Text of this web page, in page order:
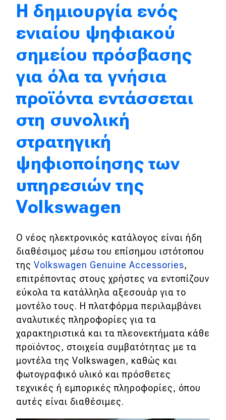
Test Drive
Αποστολή
Συγκρίνουμε
Αγώνες
Formula 1
WRC
Motorsport
Νέα
Τεχνολογία
Mobility
Σταθμοί φόρτισης
Classic
Νέα
Παρουσιάσεις
Η δημιουργία ενός
ενιαίου ψηφιακού
σημείου πρόσβασης
για όλα τα γνήσια
προϊόντα εντάσσεται
στη συνολική
στρατηγική
ψηφιοποίησης των
υπηρεσιών της
Volkswagen
Ο νέος ηλεκτρονικός κατάλογος είναι ήδη
διαθέσιμος μέσω του επίσημου ιστότοπου
της Volkswagen Genuine Accessories,
επιτρέποντας στους χρήστες να εντοπίζουν
εύκολα τα κατάλληλα αξεσουάρ για το
μοντέλο τους. Η πλατφόρμα περιλαμβάνει
αναλυτικές πληροφορίες για τα
χαρακτηριστικά και τα πλεονεκτήματα κάθε
προϊόντος, στοιχεία συμβατότητας με τα
μοντέλα της Volkswagen, καθώς και
φωτογραφικό υλικό και πρόσθετες
τεχνικές ή εμπορικές πληροφορίες, όπου
αυτές είναι διαθέσιμες.